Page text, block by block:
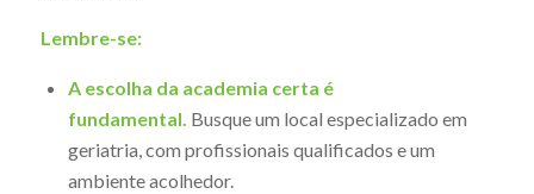
Lembre-se:
A escolha da academia certa é
fundamental. Busque um local especializado em
geriatria, com profissionais qualificados e um
ambiente acolhedor.